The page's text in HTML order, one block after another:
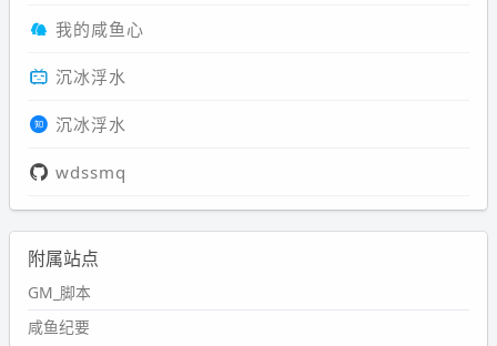
我的咸鱼心
沉冰浮水
沉冰浮水
wdssmq
附属站点
GM_脚本
咸鱼纪要